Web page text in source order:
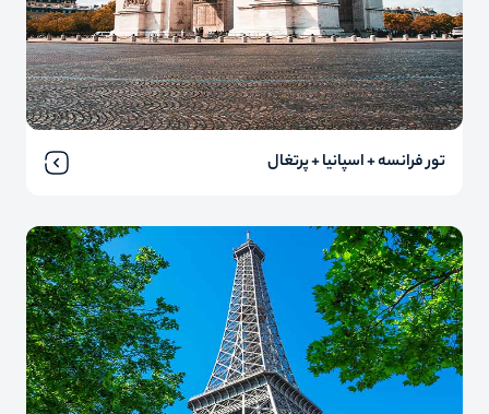
تور فرانسه + اسپانیا + پرتغال